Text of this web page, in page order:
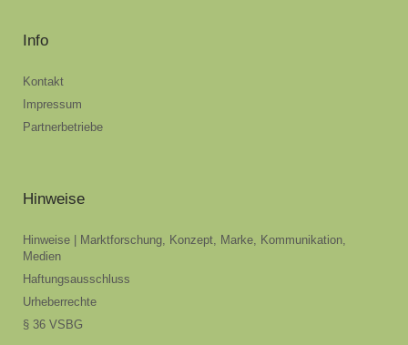
Info
Kontakt
Impressum
Partnerbetriebe
Hinweise
Hinweise | Marktforschung, Konzept, Marke, Kommunikation,
Medien
Haftungsausschluss
Urheberrechte
§ 36 VSBG